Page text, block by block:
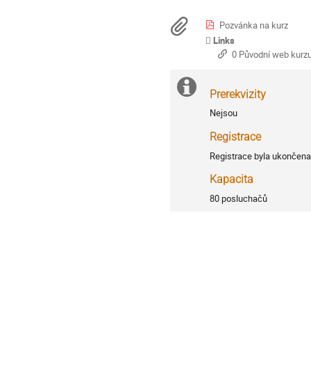
Europe/Prague
Materials
Pozvánka na kurz
Links
0 Původní web
Extra
information
Praktické
informace
Prerekvizity
Nejsou
Registrace
Registrace byla
Kapacita
80 posluchačů